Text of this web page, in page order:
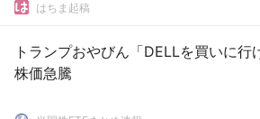
はちま起稿
トランプおやびん「DELLを買いに
株価急騰